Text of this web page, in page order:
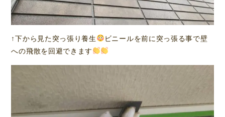
↑下から見た突っ張り養生
ビニールを前に突っ張る事で壁
への飛散を回避できます